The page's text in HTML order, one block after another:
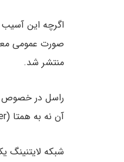
صورت عمومی
منتشر شد.
راسل در خصوص
آن نه به همتا (peer) انجام می‌شود و نه کامل است.
شبکه لایتنینگ